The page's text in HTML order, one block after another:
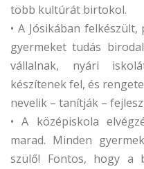
több kultúrát birtokol.
• A Jósikában
gyermeket tudás
vállalnak, nyári
készítenek fel, és
nevelik – tanítják –
• A középiskola
marad. Minden
szülő! Fontos, hogy a